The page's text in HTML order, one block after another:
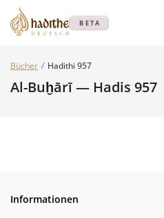
BETA
Bücher Hadithi 957
Al-Buḫārī — Hadis 957
Informationen